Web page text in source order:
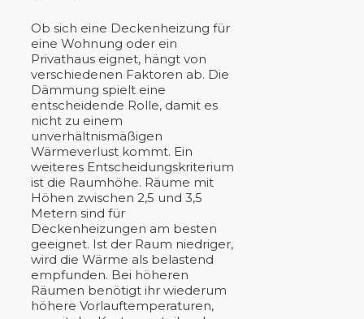
Ob sich eine Deckenheizung für
eine Wohnung oder ein
Privathaus eignet, hängt von
verschiedenen Faktoren ab. Die
Dämmung spielt eine
entscheidende Rolle, damit es
nicht zu einem
unverhältnismäßigen
Wärmeverlust kommt. Ein
weiteres Entscheidungskriterium
ist die Raumhöhe. Räume mit
Höhen zwischen 2,5 und 3,5
Metern sind für
Deckenheizungen am besten
geeignet. Ist der Raum niedriger,
wird die Wärme als belastend
empfunden. Bei höheren
Räumen benötigt ihr wiederum
höhere Vorlauftemperaturen,